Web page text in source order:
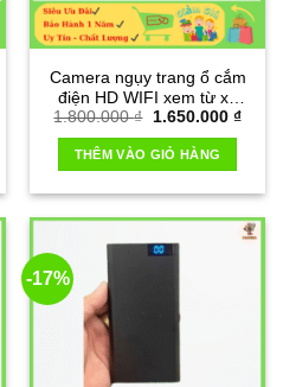
Camera ngụy trang ổ cắm
điện HD WIFI xem từ xa
qua điện thoại
1.800.000₫
Giá
là:
1.800.000 ₫.
1.650.000 ₫Giá
THÊM VÀO GIỎ HÀNG
-17%